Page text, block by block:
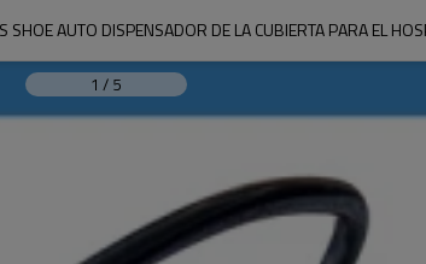
SHOE AUTO DISPENSADOR DE LA CUBIERTA PARA EL
1 / 5